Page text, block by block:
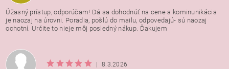
Úžasný prístup, odporúčam! Dá sa dohodnúť na cene a kominunikácia
je naozaj na úrovni. Poradia, pošlú do mailu, odpovedajú- sú naozaj
ochotní. Určite to nieje môj posledný nákup. Ďakujem
8.3.2026